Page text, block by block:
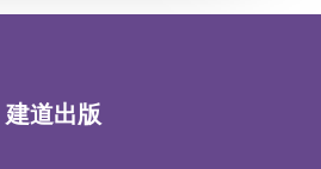
建道出版